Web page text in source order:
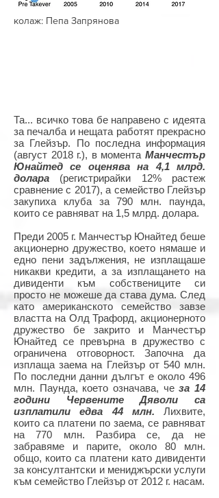
колаж: Пепа Запрянова
Та... всичко това бе направено с идеята
за печалба и нещата работят прекрасно
за Глейзър. По последна информация
(август 2018 г.), в момента Манчестър
Юнайтед се оценява на 4,1 млрд.
долара (регистрирайки 12% растеж
сравнение с 2017), а семейство Глейзър
закупиха клуба за 790 млн. паунда,
които се равняват на 1,5 млрд. долара.
Преди 2005 г. Манчестър Юнайтед беше
акционерно дружество, което нямаше и
едно пени задължения, не изплащаше
никакви кредити, а за изплащането на
дивиденти към собствениците си
просто не можеше да става дума. След
като американското семейство завзе
властта на Олд Трафорд, акционерното
дружество бе закрито и Манчестър
Юнайтед се превърна в дружество с
ограничена отговорност. Започна да
изплаща заема на Глейзър от 540 млн.
По последни данни дългът е около 496
млн. Паунда, което означава, чеза 14
години Червените Дяволи са
изплатили едва 44 млн. Лихвите,
които са платени по заема, се равняват
на 770 млн. Разбира се, да не
забравяме и парите, около 80 млн.
общо, които са платени като дивиденти
за консултантски и мениджърски услуги
към семейство Глейзър от 2012 г. насам.